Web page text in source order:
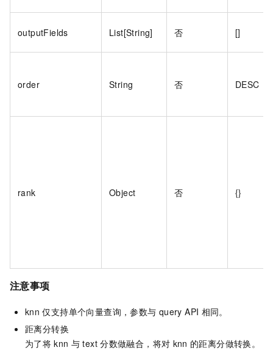
outputFields List[String] 否 []
order String 否 DESC
rank Object 否 {}
注意事项
knn 仅支持单个向量查询，参数与 query API 相同。
距离分转换
为了将 knn 与 text 分数做融合，将对 knn 的距离分做转换。